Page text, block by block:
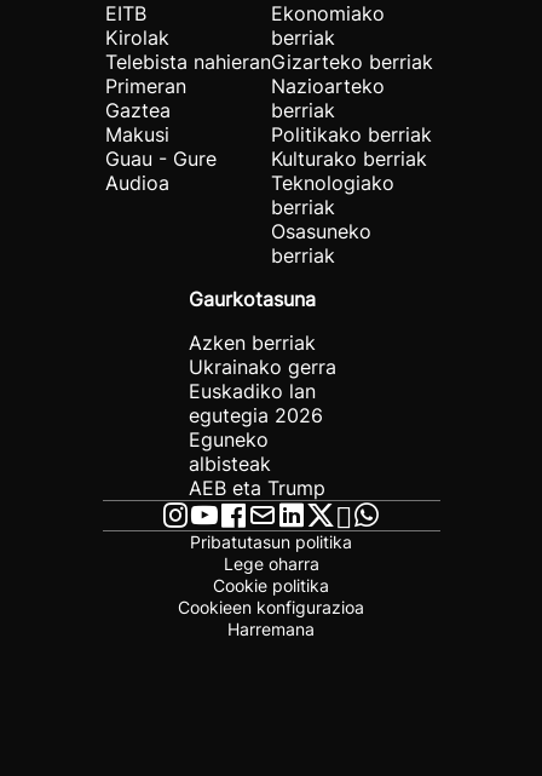
EITB
Kirolak
Telebista nahieran
Primeran
Gaztea
Makusi
Guau - Gure
Audioa
Ekonomiako
berriak
Gizarteko berriak
Nazioarteko
berriak
Politikako berriak
Kulturako berriak
Teknologiako
berriak
Osasuneko
berriak
Gaurkotasuna
Azken berriak
Ukrainako gerra
Euskadiko lan
egutegia 2026
Eguneko
albisteak
AEB eta Trump
Pribatutasun politika
Lege oharra
Cookie politika
Cookieen konfigurazioa
Harremana